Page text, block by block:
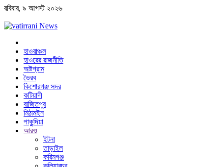
রবিবার, ৯ আগস্ট ২০২৬
হাওরাঞ্চল
হাওরের রাজনীতি
অষ্টগ্রাম
ভৈরব
কিশোরগঞ্জ সদর
কটিয়াদী
বাজিতপুর
মিঠামইন
পাকুন্দিয়া
আরও
ইটনা
তাড়াইল
করিমগঞ্জ